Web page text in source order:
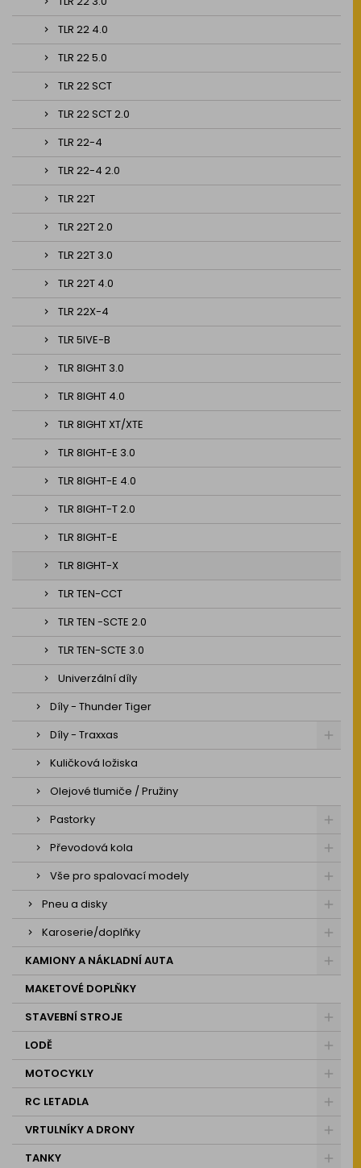
TLR 22 4.0
TLR 22 5.0
TLR 22 SCT
TLR 22 SCT 2.0
TLR 22-4
TLR 22-4 2.0
TLR 22T
TLR 22T 2.0
TLR 22T 3.0
TLR 22T 4.0
TLR 22X-4
TLR 5IVE-B
TLR 8IGHT 3.0
TLR 8IGHT 4.0
TLR 8IGHT XT/XTE
TLR 8IGHT-E 3.0
TLR 8IGHT-E 4.0
TLR 8IGHT-T 2.0
TLR 8IGHT-E
TLR 8IGHT-X
TLR TEN-CCT
TLR TEN -SCTE 2.0
TLR TEN-SCTE 3.0
Univerzální díly
Díly - Thunder Tiger
Díly - Traxxas
Kuličková ložiska
Olejové tlumiče / Pružiny
Pastorky
Převodová kola
Vše pro spalovací modely
Pneu a disky
Karoserie/doplňky
KAMIONY A NÁKLADNÍ AUTA
MAKETOVÉ DOPLŇKY
STAVEBNÍ STROJE
LODĚ
MOTOCYKLY
RC LETADLA
VRTULNÍKY A DRONY
TANKY